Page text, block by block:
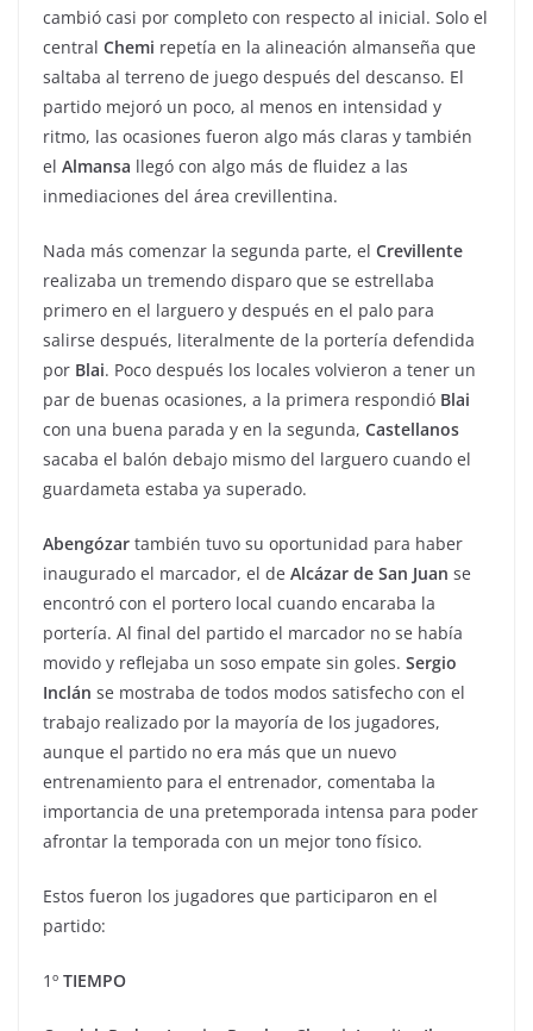
cambió casi por completo con respecto al inicial. Solo el
central Chemi repetía en la alineación almanseña que
saltaba al terreno de juego después del descanso. El
partido mejoró un poco, al menos en intensidad y
ritmo, las ocasiones fueron algo más claras y también
el Almansa llegó con algo más de fluidez a las
inmediaciones del área crevillentina.
Nada más comenzar la segunda parte, el Crevillente
realizaba un tremendo disparo que se estrellaba
primero en el larguero y después en el palo para
salirse después, literalmente de la portería defendida
por Blai. Poco después los locales volvieron a tener un
par de buenas ocasiones, a la primera respondió Blai
con una buena parada y en la segunda, Castellanos
sacaba el balón debajo mismo del larguero cuando el
guardameta estaba ya superado.
Abengózar también tuvo su oportunidad para haber
inaugurado el marcador, el de Alcázar de San Juan se
encontró con el portero local cuando encaraba la
portería. Al final del partido el marcador no se había
movido y reflejaba un soso empate sin goles. Sergio
Inclán se mostraba de todos modos satisfecho con el
trabajo realizado por la mayoría de los jugadores,
aunque el partido no era más que un nuevo
entrenamiento para el entrenador, comentaba la
importancia de una pretemporada intensa para poder
afrontar la temporada con un mejor tono físico.
Estos fueron los jugadores que participaron en el
partido:
1º TIEMPO